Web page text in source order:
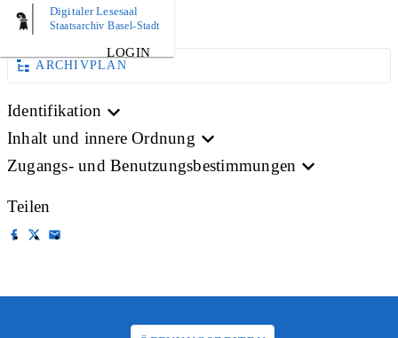
Digitaler Lesesaal
Staatsarchiv Basel-Stadt
LOGIN
BILD
ARCHIVPLAN
Identifikation
Inhalt und innere Ordnung
Zugangs- und Benutzungsbestimmungen
Teilen